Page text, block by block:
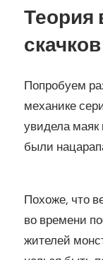
скачков
Попробуем
механике
увидела маяк
были
Похоже, что
во времени
жителей